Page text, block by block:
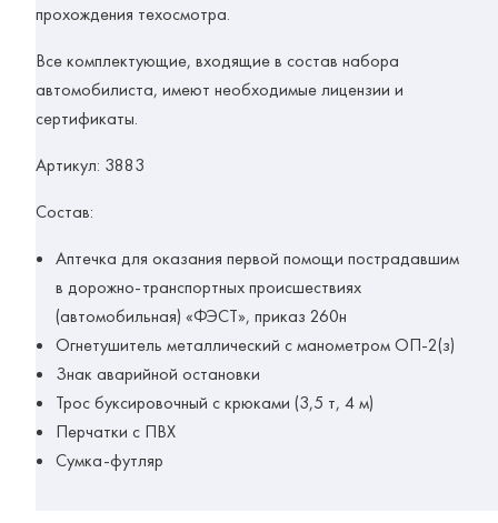
прохождения техосмотра.
Все комплектующие, входящие в состав набора
автомобилиста, имеют необходимые лицензии и
сертификаты.
Артикул: 3883
Состав:
Аптечка для оказания первой помощи пострадавшим
в дорожно-транспортных происшествиях
(автомобильная) «ФЭСТ», приказ 260н
Огнетушитель металлический с манометром ОП-2(з)
Знак аварийной остановки
Трос буксировочный с крюками (3,5 т, 4 м)
Перчатки с ПВХ
Сумка-футляр